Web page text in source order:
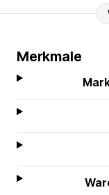
Merkmale